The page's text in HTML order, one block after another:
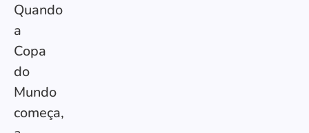
Quando
a
Copa
do
Mundo
começa,